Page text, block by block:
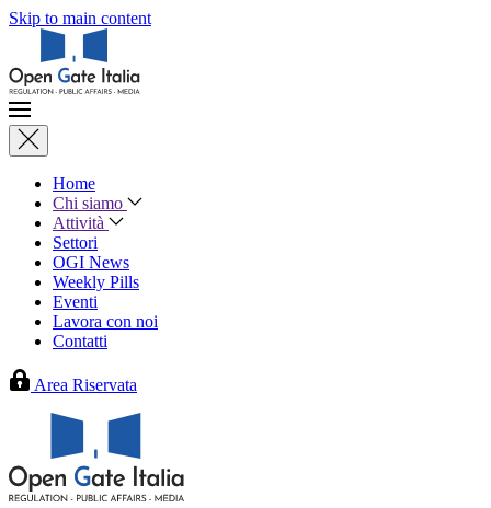
Skip to main content
Home
Chi siamo
Attività
Settori
OGI News
Weekly Pills
Eventi
Lavora con noi
Contatti
Area Riservata